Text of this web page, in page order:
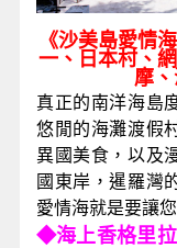
《沙美島愛情
一、日本村、
摩
真正的南洋海島
悠閒的海灘渡假
異國美食，以及
國東岸，暹羅灣
愛情海就是要讓
◆海上香格里